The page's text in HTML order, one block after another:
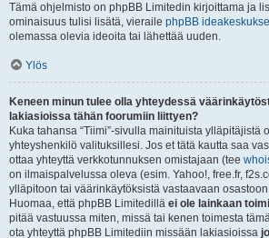
Tämä ohjelmisto on phpBB Limitedin kirjoittama ja
ominaisuus tulisi lisätä, vieraile phpBB
olemassa olevia ideoita tai lähettää uuden.
Ylös
Keneen minun tulee olla yhteydessä
lakiasioissa tähän foorumiin liittyen?
Kuka tahansa “Tiimi”-sivulla mainituista ylläpitäjistä
yhteyshenkilö valituksillesi. Jos et tätä kautta saa
ottaa yhteyttä verkkotunnuksen omistajaan (tee
on ilmaispalvelussa oleva (esim. Yahoo!, free.fr,
ylläpitoon tai väärinkäytöksistä vastaavaan
Huomaa, että phpBB Limitedillä ei ole lainkaan
pitää vastuussa miten, missä tai kenen toimesta
ota yhteyttä phpBB Limitediin missään lakiasioissa